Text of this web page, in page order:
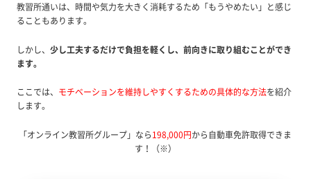
教習所通いは、時間や気力を大きく消耗するため「もうやめたい」と感じ
ることもあります。
しかし、 少し工夫するだけで負担を軽くし、前向きに取り組むことができ
ます。
ここでは、 モチベーションを維持しやすくするための具体的な方法を紹介
します。
「オンライン教習所グループ」なら198,000円から自動車免許取得できま
す！（※）